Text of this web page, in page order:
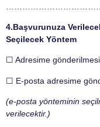
4.Başvurunuza
Seçilecek Yöntem
☐ Adresime
☐ E-posta adresime
(e-posta yönteminin
verilecektir.)